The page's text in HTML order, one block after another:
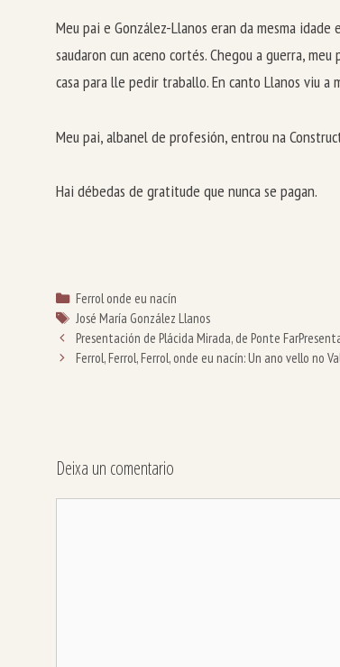
Meu pai e González-Llanos eran da mesma
saudaron cun aceno cortés. Chegou a guerra,
casa para lle pedir traballo. En canto Llanos viu
Meu pai, albanel de profesión, entrou na
Hai débedas de gratitude que nunca se pagan.
Categorías
Ferrol onde eu nacín
Etiquetas
José María González Llanos
Presentación de Plácida Mirada, de Ponte Far
Ferrol, Ferrol, Ferrol, onde eu nacín: Un ano vello no
Deixa un comentario